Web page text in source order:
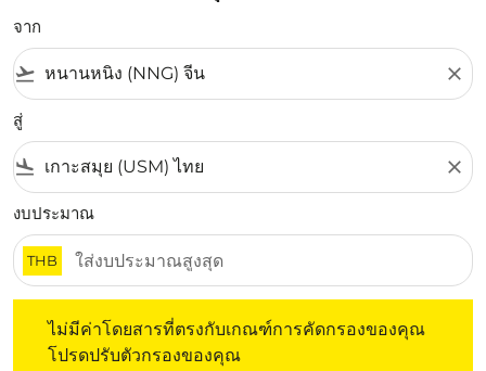
จาก
flight_takeoff close
สู่
flight_land close
งบประมาณ
THB
ไม่มีค่าโดยสารที่ตรงกับเกณฑ์การคัดกรองของคุณ
โปรดปรับตัวกรองของคุณ